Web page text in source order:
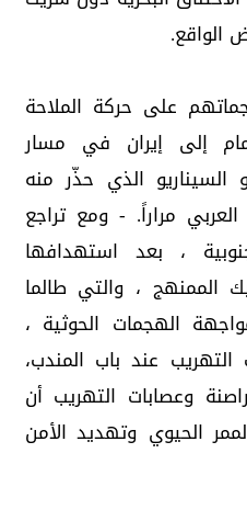
الواقع.
على حركة الملاحة
إلى إيران في مسار
الذي حذّر منه
مراراً. - ومع تراجع
، بعد استهدافها
الممنهج ، والتي طالما
الهجمات الحوثية ،
عند باب المندب،
وعصابات التهريب أن
الحيوي وتهديد الأمن